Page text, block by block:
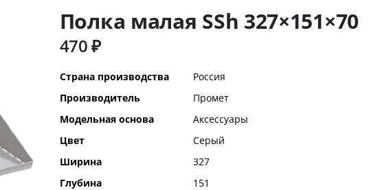
Полка малая SSh 327×151×70
470 ₽
Дополнительная
информация
Страна производства
Россия
Производитель
Промет
Модельная основа
Аксессуары
Цвет
Серый
Ширина
327
Глубина
151